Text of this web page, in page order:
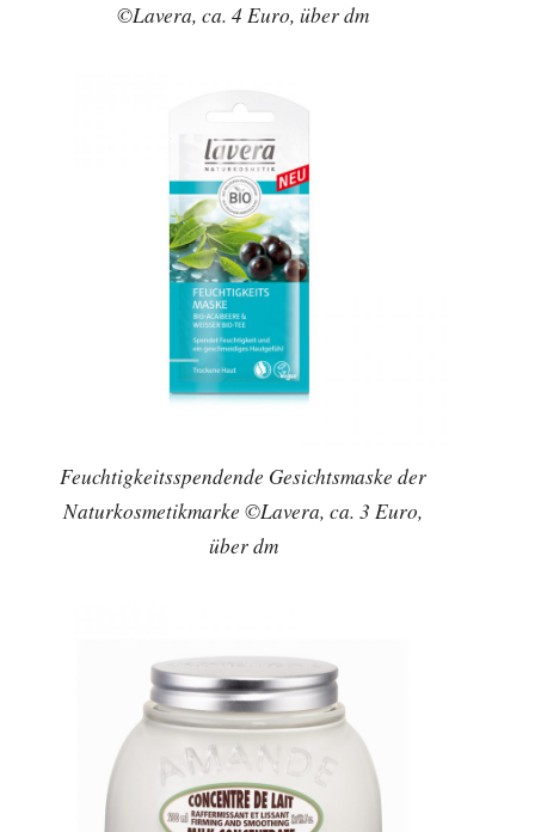
©Lavera, ca. 4 Euro, über dm
Feuchtigkeitsspendende Gesichtsmaske der
Naturkosmetikmarke ©Lavera, ca. 3 Euro,
über dm